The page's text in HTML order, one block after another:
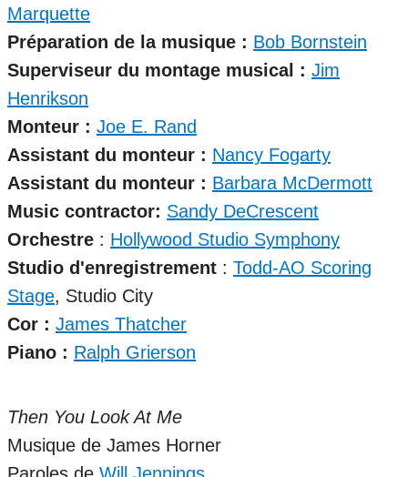
Marquette
Préparation de la musique : Bob Bornstein
Superviseur du montage musical : Jim
Henrikson
Monteur : Joe E. Rand
Assistant du monteur : Nancy Fogarty
Assistant du monteur : Barbara McDermott
Music contractor: Sandy DeCrescent
Orchestre : Hollywood Studio Symphony
Studio d'enregistrement : Todd-AO Scoring
Stage, Studio City
Cor : James Thatcher
Piano : Ralph Grierson
Then You Look At Me
Musique de James Horner
Paroles de Will Jennings